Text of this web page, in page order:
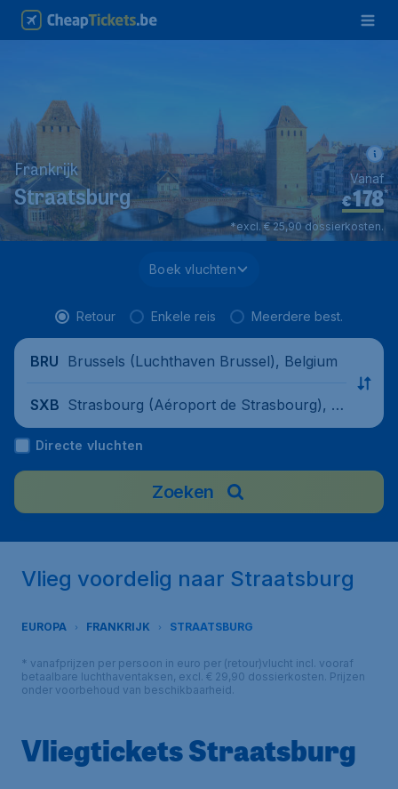
Frankrijk
Straatsburg €178*
Vanaf
*excl. € 25,90 dossierkosten.
Boek vluchten
Retour Enkele reis Meerdere best.
BRU Brussels (Luchthaven Brussel), Belgium
SXB Strasbourg (Aéroport de Strasbourg), Fr
ance
Directe vluchten
Zoeken
Vlieg voordelig naar Straatsburg
EUROPA FRANKRIJK STRAATSBURG
* vanafprijzen per persoon in euro per (retour)vlucht incl. vooraf
betaalbare luchthaventaksen, excl. € 29,90 dossierkosten. Prijzen
onder voorbehoud van beschikbaarheid.
Vliegtickets Straatsburg